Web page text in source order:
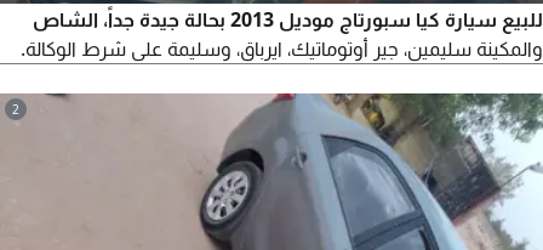
للبيع سيارة كيا سبورتاج موديل 2013 بحالة جيدة جداً، الشاص
والمكينة سليمين، جير أوتوماتيك، ايرباق، وسليمة على شرط الوكالة.
2